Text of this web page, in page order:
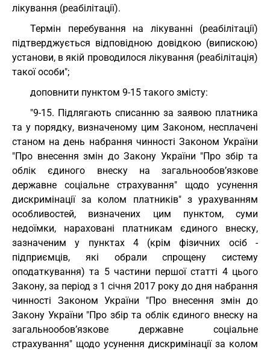
лікування (реабілітації).
Термін перебування на лікуванні (реабілітації)
підтверджується відповідною довідкою (випискою)
установи, в якій проводилося лікування (реабілітація)
такої особи";
доповнити пунктом 9-15 такого змісту:
"9-15. Підлягають списанню за заявою платника
та у порядку, визначеному цим Законом, несплачені
станом на день набрання чинності Законом України
"Про внесення змін до Закону України "Про збір та
облік єдиного внеску на загальнообов’язкове
державне соціальне страхування" щодо усунення
дискримінації за колом платників" з урахуванням
особливостей, визначених цим пунктом, суми
недоїмки, нараховані платникам єдиного внеску,
зазначеним у пунктах 4 (крім фізичних осіб -
підприємців, які обрали спрощену систему
оподаткування) та 5 частини першої статті 4 цього
Закону, за період з 1 січня 2017 року до дня набрання
чинності Законом України "Про внесення змін до
Закону України "Про збір та облік єдиного внеску на
загальнообов’язкове державне соціальне
страхування" щодо усунення дискримінації за колом